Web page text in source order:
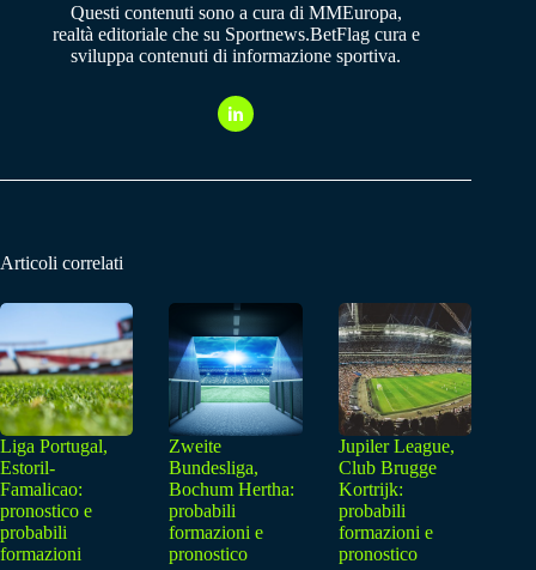
Questi contenuti sono a cura di MMEuropa,
realtà editoriale che su Sportnews.BetFlag cura e
sviluppa contenuti di informazione sportiva.
Articoli correlati
Liga Portugal,
Estoril-
Famalicao:
pronostico e
probabili
formazioni
Zweite
Bundesliga,
Bochum Hertha:
probabili
formazioni e
pronostico
Jupiler League,
Club Brugge
Kortrijk:
probabili
formazioni e
pronostico